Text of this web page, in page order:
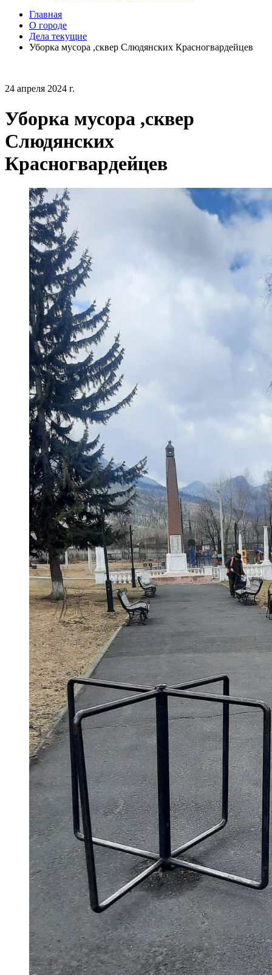
Главная
О городе
Дела текущие
Уборка мусора ,сквер Слюдянских Красногвардейцев
24 апреля 2024 г.
Уборка мусора ,сквер
Слюдянских
Красногвардейцев